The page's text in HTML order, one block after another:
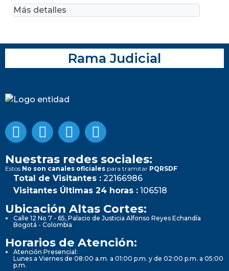
Más detalles
Rama Judicial
Nuestras redes sociales:
Estos No son canales oficiales para tramitar PQRSDF
Total de Visitantes : 22166986
Visitantes Últimas 24 horas : 106518
Ubicación Altas Cortes:
Calle 12 No 7 - 65, Palacio de Justicia Alfonso Reyes Echandía
Bogotá - Colombia
Horarios de Atención:
Atención Presencial:
Lunes a Viernes de 08:00 a.m. a 01:00 p.m. y de 02:00 p.m. a 05:00
p.m.